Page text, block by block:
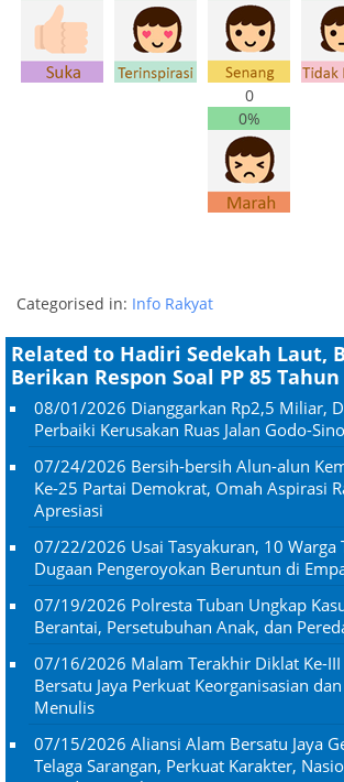
0
0%
Categorised in: Info Rakyat
Related to Hadiri Sedekah Laut,
Berikan Respon Soal PP 85 Tahun
08/01/2026 Dianggarkan Rp2,5 Miliar,
Perbaiki Kerusakan Ruas Jalan Godo-
07/24/2026 Bersih-bersih Alun-alun
Ke-25 Partai Demokrat, Omah Aspirasi
Apresiasi
07/22/2026 Usai Tasyakuran, 10 Warga
Dugaan Pengeroyokan Beruntun di
07/19/2026 Polresta Tuban Ungkap
Berantai, Persetubuhan Anak, dan
07/16/2026 Malam Terakhir Diklat Ke-
Bersatu Jaya Perkuat Keorganisasian
Menulis
07/15/2026 Aliansi Alam Bersatu Jaya
Telaga Sarangan, Perkuat Karakter,